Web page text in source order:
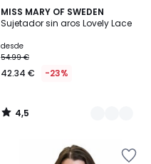
MISS MARY OF SWEDEN
Sujetador sin aros Lovely Lace
desde
54.99 €
42.34 € -23%
4,5
/ 5
5
Colores
4,5
/